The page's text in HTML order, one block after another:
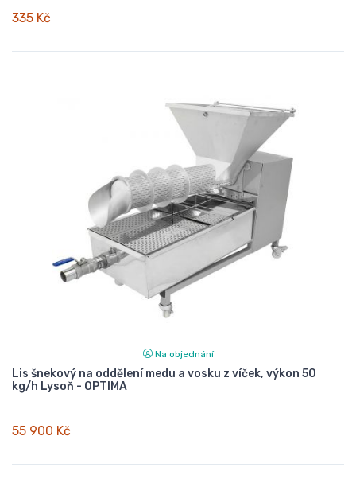
335 Kč
Na objednání
Lis šnekový na oddělení medu a vosku z víček, výkon 50
kg/h Lysoň - OPTIMA
55 900 Kč